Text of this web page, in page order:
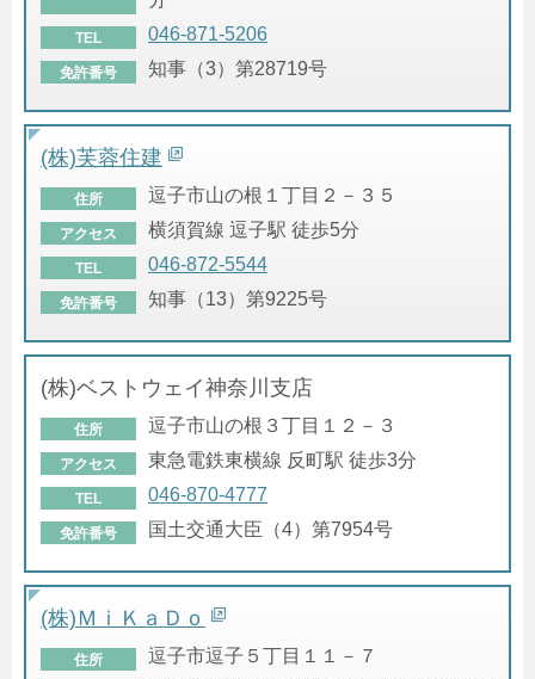
TEL 046-871-5206
免許番号 知事（3）第28719号
(株)芙蓉住建
住所 逗子市山の根１丁目２－３５
アクセス 横須賀線 逗子駅 徒歩5分
TEL 046-872-5544
免許番号 知事（13）第9225号
(株)ベストウェイ神奈川支店
住所 逗子市山の根３丁目１２－３
アクセス 東急電鉄東横線 反町駅 徒歩3分
TEL 046-870-4777
免許番号 国土交通大臣（4）第7954号
(株)ＭｉＫａＤｏ
住所 逗子市逗子５丁目１１－７